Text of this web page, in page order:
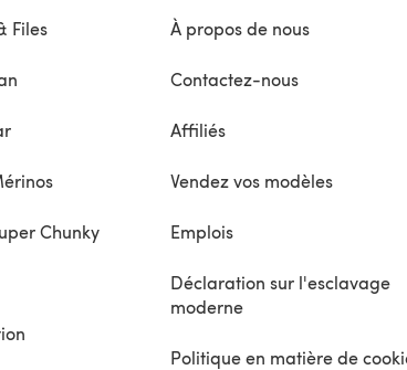
Files
Chunky
À propos de nous
Contactez-nous
Affiliés
Vendez vos modèles
Emplois
Déclaration sur l'esclavage
moderne
Politique en matière de